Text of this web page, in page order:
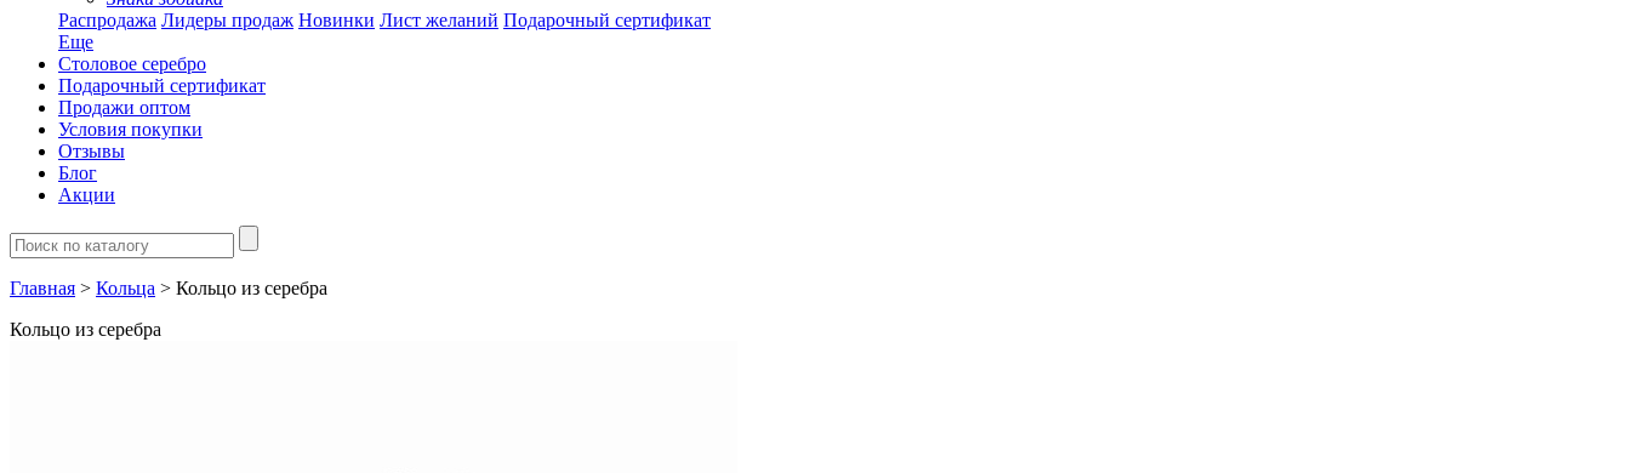
Распродажа Лидеры продаж Новинки Лист желаний Подарочный сертификат
Еще
Столовое серебро
Подарочный сертификат
Продажи оптом
Условия покупки
Отзывы
Блог
Акции
Главная > Кольца > Кольцо из серебра
Кольцо из серебра